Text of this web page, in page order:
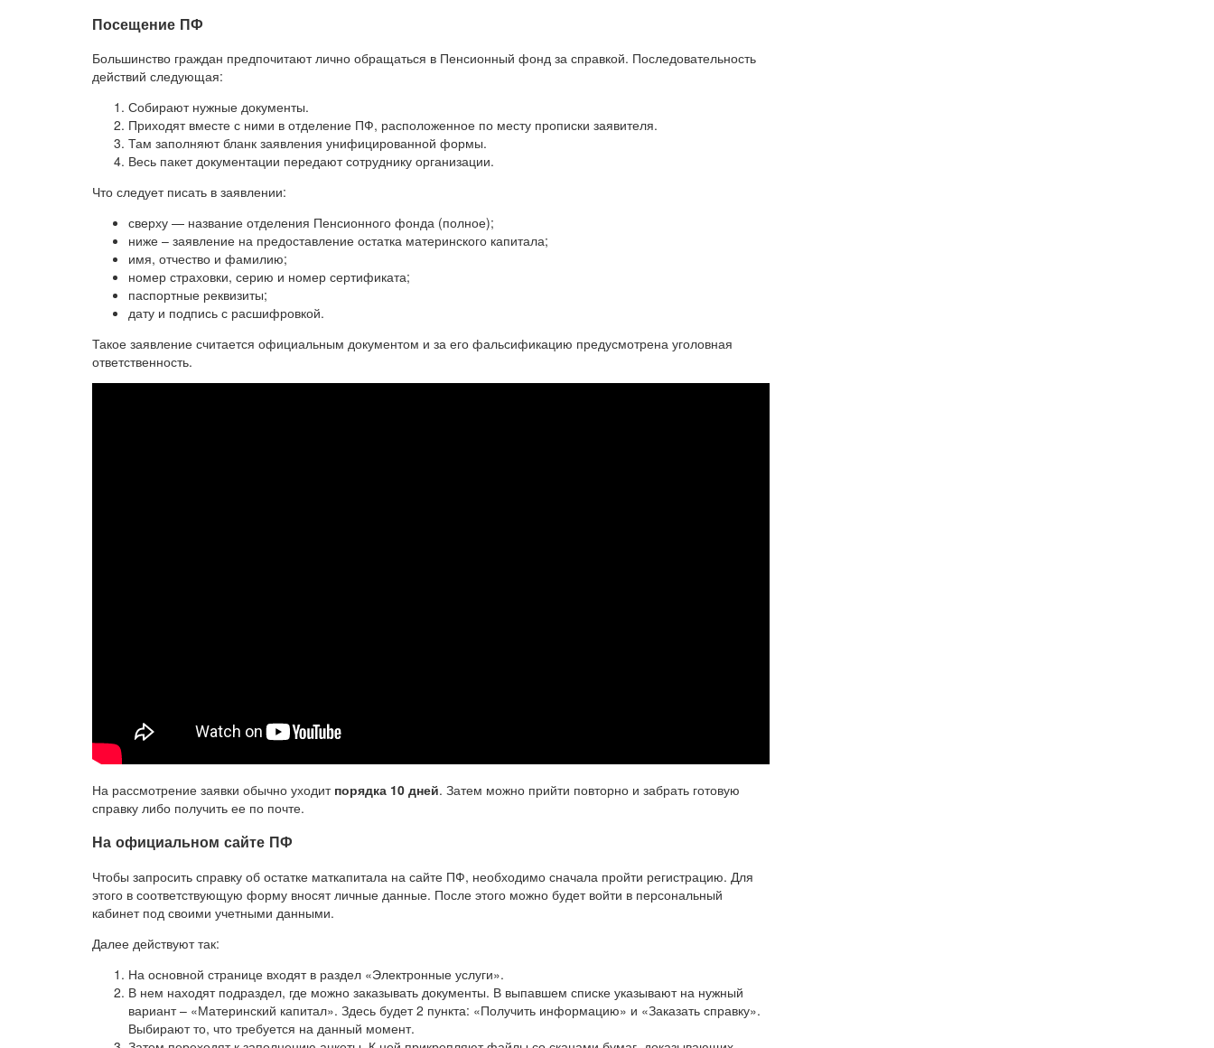
Посещение ПФ
Большинство граждан предпочитают лично обращаться в Пенсионный фонд за справкой. Последовательность
действий следующая:
Собирают нужные документы.
Приходят вместе с ними в отделение ПФ, расположенное по месту прописки заявителя.
Там заполняют бланк заявления унифицированной формы.
Весь пакет документации передают сотруднику организации.
Что следует писать в заявлении:
сверху — название отделения Пенсионного фонда (полное);
ниже – заявление на предоставление остатка материнского капитала;
имя, отчество и фамилию;
номер страховки, серию и номер сертификата;
паспортные реквизиты;
дату и подпись с расшифровкой.
Такое заявление считается официальным документом и за его фальсификацию предусмотрена уголовная
ответственность.
На рассмотрение заявки обычно уходит порядка 10 дней. Затем можно прийти повторно и забрать готовую
справку либо получить ее по почте.
На официальном сайте ПФ
Чтобы запросить справку об остатке маткапитала на сайте ПФ, необходимо сначала пройти регистрацию. Для
этого в соответствующую форму вносят личные данные. После этого можно будет войти в персональный
кабинет под своими учетными данными.
Далее действуют так:
На основной странице входят в раздел «Электронные услуги».
В нем находят подраздел, где можно заказывать документы. В выпавшем списке указывают на нужный
вариант – «Материнский капитал». Здесь будет 2 пункта: «Получить информацию» и «Заказать справку».
Выбирают то, что требуется на данный момент.